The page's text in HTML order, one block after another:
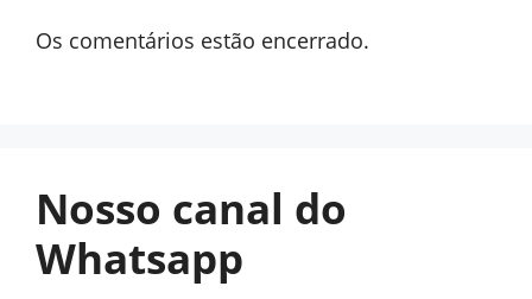
Os comentários estão encerrado.
Nosso canal do
Whatsapp